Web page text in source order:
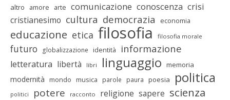
altro amore arte comunicazione conoscenza crisi
cristianesimo cultura democrazia economia
educazione etica filosofia filosofia morale
futuro globalizzazione identità informazione
letteratura libertà libri linguaggio memoria
modernità mondo musica parole paura poesia politica
politici potere racconto religione sapere scienza